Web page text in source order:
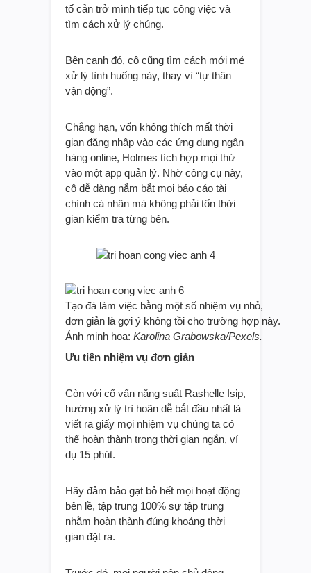
tố cản trở mình tiếp tục công việc và
tìm cách xử lý chúng.
Bên cạnh đó, cô cũng tìm cách mới mẻ
xử lý tình huống này, thay vì “tự thân
vận động”.
Chẳng hạn, vốn không thích mất thời
gian đăng nhập vào các ứng dụng ngân
hàng online, Holmes tích hợp mọi thứ
vào một app quản lý. Nhờ công cụ này,
cô dễ dàng nắm bắt mọi báo cáo tài
chính cá nhân mà không phải tốn thời
gian kiểm tra từng bên.
Tạo đà làm việc bằng một số nhiệm vụ nhỏ,
đơn giản là gợi ý không tồi cho trường hợp này.
Ảnh minh họa: Karolina Grabowska/Pexels.
Ưu tiên nhiệm vụ đơn giản
Còn với cố vấn năng suất Rashelle Isip,
hướng xử lý trì hoãn dễ bắt đầu nhất là
viết ra giấy mọi nhiệm vụ chúng ta có
thể hoàn thành trong thời gian ngắn, ví
dụ 15 phút.
Hãy đảm bảo gạt bỏ hết mọi hoạt động
bên lề, tập trung 100% sự tập trung
nhằm hoàn thành đúng khoảng thời
gian đặt ra.